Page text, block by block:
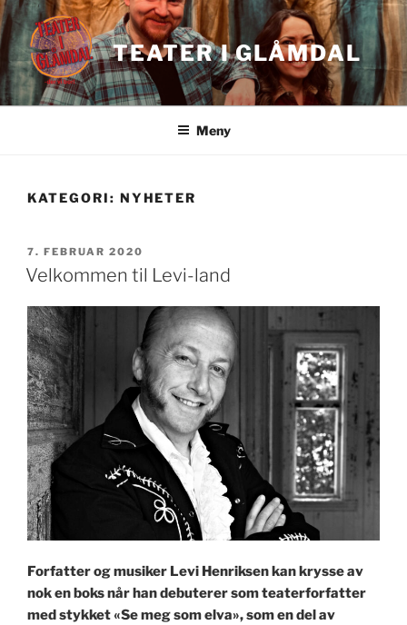
Gå
til
innhold
TEATER I GLÅMDAL
Meny
KATEGORI: NYHETER
PUBLISERT
7. FEBRUAR 2020
Velkommen til Levi-land
Forfatter og musiker Levi Henriksen kan krysse av
nok en boks når han debuterer som teaterforfatter
med stykket «Se meg som elva», som en del av